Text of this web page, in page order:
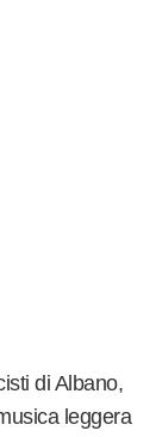
di Albano,
leggera